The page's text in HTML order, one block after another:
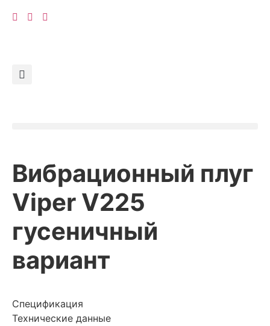
Вибрационный плуг
Viper V225
гусеничный
вариант
Спецификация
Технические данные